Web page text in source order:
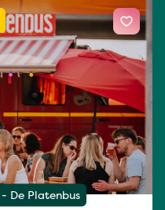
De Platenbus